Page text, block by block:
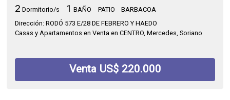
2 Dormitorio/s 1 BAÑO PATIO
BARBACOA
Dirección: RODÓ 573 E/28 DE FEBRERO Y HAEDO
Casas y Apartamentos en Venta en CENTRO, Mercedes, Soriano
Venta US$ 220.000